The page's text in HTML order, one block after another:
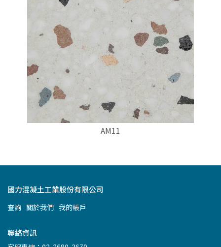
AM11
國力混凝土工業股份有限公司
查詢 關於我們 我的帳戶
聯絡資訊